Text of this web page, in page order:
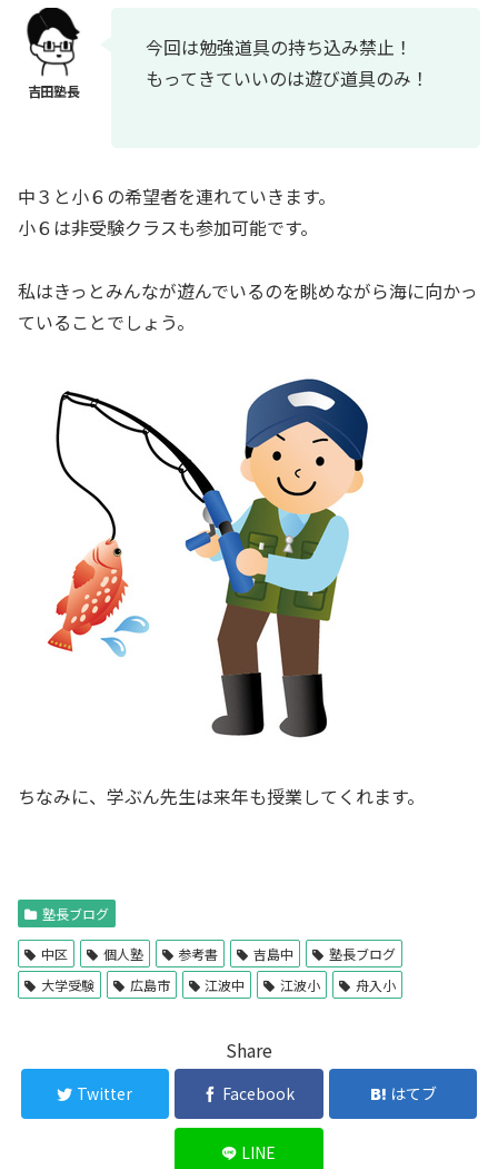
今回は勉強道具の持ち込み禁止！
もってきていいのは遊び道具のみ！
中３と小６の希望者を連れていきます。
小６は非受験クラスも参加可能です。
私はきっとみんなが遊んでいるのを眺めながら海に向かっ
ていることでしょう。
ちなみに、学ぶん先生は来年も授業してくれます。
塾長ブログ
中区 個人塾 参考書 吉島中
塾長ブログ
大学受験
広島市 江波中 江波小 舟入小
Share
Twitter Facebook はてブ
LINE